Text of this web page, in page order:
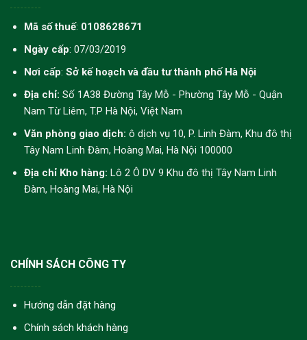
Mã số thuế: 0108628671
Ngày cấp: 07/03/2019
Nơi cấp: Sở kế hoạch và đầu tư thành phố Hà Nội
Địa chỉ: Số 1A38 Đường Tây Mỗ - Phường Tây Mỗ - Quận
Nam Từ Liêm, T.P Hà Nội, Việt Nam
Văn phòng giao dịch: ô dịch vụ 10, P. Linh Đàm, Khu đô thị
Tây Nam Linh Đàm, Hoàng Mai, Hà Nội 100000
Địa chỉ Kho hàng: Lô 2 Ô DV 9 Khu đô thị Tây Nam Linh
Đàm, Hoàng Mai, Hà Nội
CHÍNH SÁCH CÔNG TY
Hướng dẫn đặt hàng
Chính sách khách hàng